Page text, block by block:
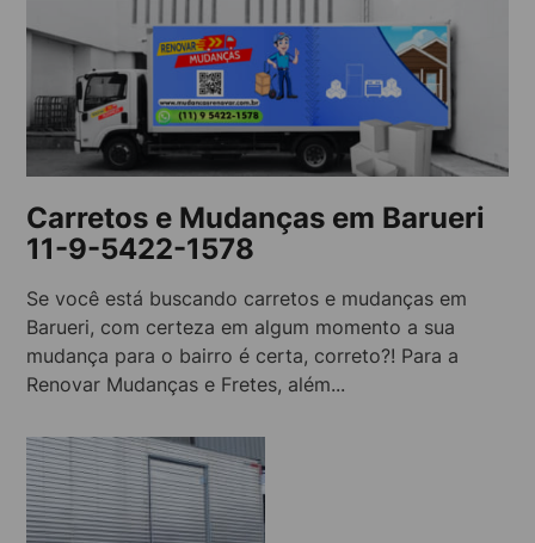
Carretos e Mudanças em Barueri
11-9-5422-1578
Se você está buscando carretos e mudanças em
Barueri, com certeza em algum momento a sua
mudança para o bairro é certa, correto?! Para a
Renovar Mudanças e Fretes, além...